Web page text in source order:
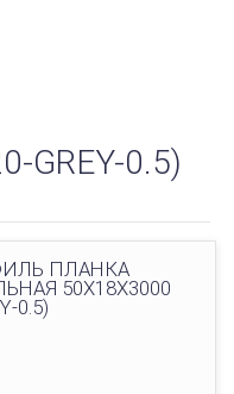
0.5)
ПЛАНКА
50Х18Х3000
0.5)